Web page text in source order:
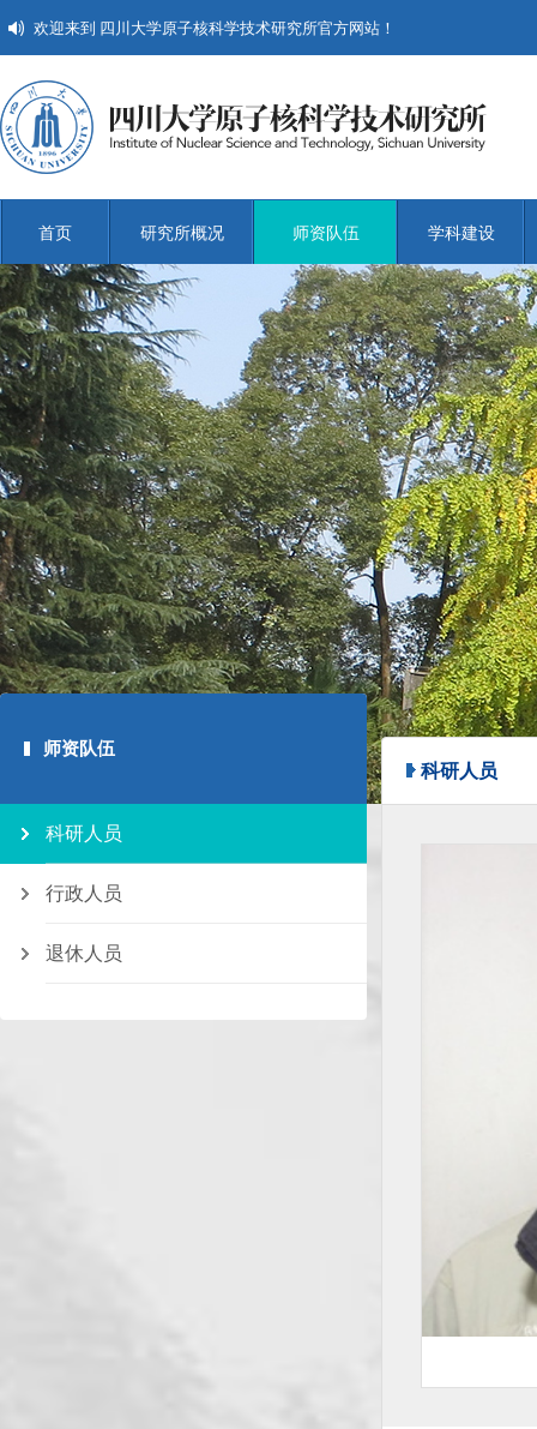
欢迎来到 四川大学原子核科学技术研究所官方网站！
首页 研究所概况 师资队伍 学科建设
师资队伍
科研人员
行政人员
退休人员
科研人员